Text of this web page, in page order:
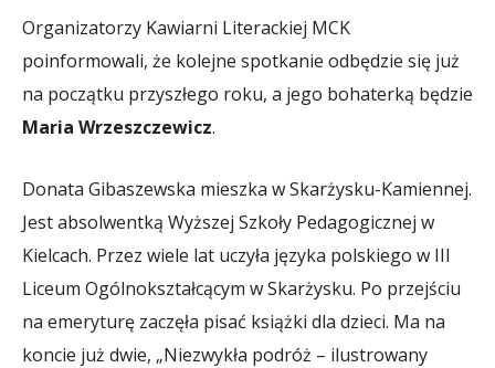
Organizatorzy Kawiarni Literackiej MCK
poinformowali, że kolejne spotkanie odbędzie się już
na początku przyszłego roku, a jego bohaterką będzie
Maria Wrzeszczewicz.
Donata Gibaszewska mieszka w Skarżysku-Kamiennej.
Jest absolwentką Wyższej Szkoły Pedagogicznej w
Kielcach. Przez wiele lat uczyła języka polskiego w III
Liceum Ogólnokształcącym w Skarżysku. Po przejściu
na emeryturę zaczęła pisać książki dla dzieci. Ma na
koncie już dwie, „Niezwykła podróż – ilustrowany